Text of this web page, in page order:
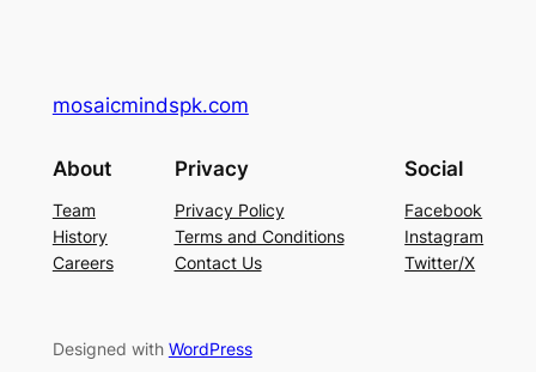
mosaicmindspk.com
About
Team
History
Careers
Privacy
Privacy Policy
Terms and Conditions
Contact Us
Social
Facebook
Instagram
Twitter/X
Designed with WordPress